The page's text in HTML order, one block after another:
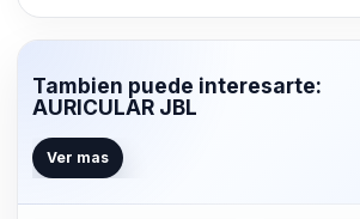
Tambien puede interesarte:
AURICULAR JBL
Ver mas